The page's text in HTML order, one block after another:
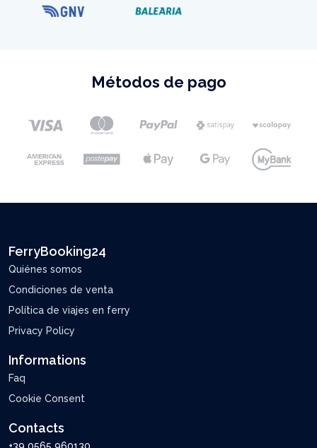
Métodos de pago
FerryBooking24
Quiénes somos
Condiciones de venta
Política de viajes en ferry
Privacy Policy
Informations
Faq
Cookie Consent
Contacts